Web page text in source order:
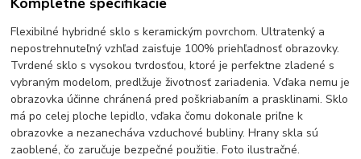
Flexibilné hybridné sklo s keramickým povrchom. Ultratenký a
nepostrehnuteľný vzhľad zaisťuje 100% priehľadnosť obrazovky.
Tvrdené sklo s vysokou tvrdosťou, ktoré je perfektne zladené s
vybraným modelom, predlžuje životnosť zariadenia. Vďaka nemu je
obrazovka účinne chránená pred poškriabaním a prasklinami. Sklo
má po celej ploche lepidlo, vďaka čomu dokonale priľne k
obrazovke a nezanecháva vzduchové bubliny. Hrany skla sú
zaoblené, čo zaručuje bezpečné použitie. Foto ilustračné.